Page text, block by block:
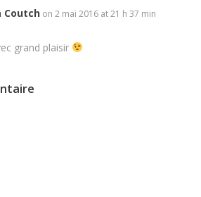
Coutch on 2 mai 2016 at 21 h 37 min
grand plaisir